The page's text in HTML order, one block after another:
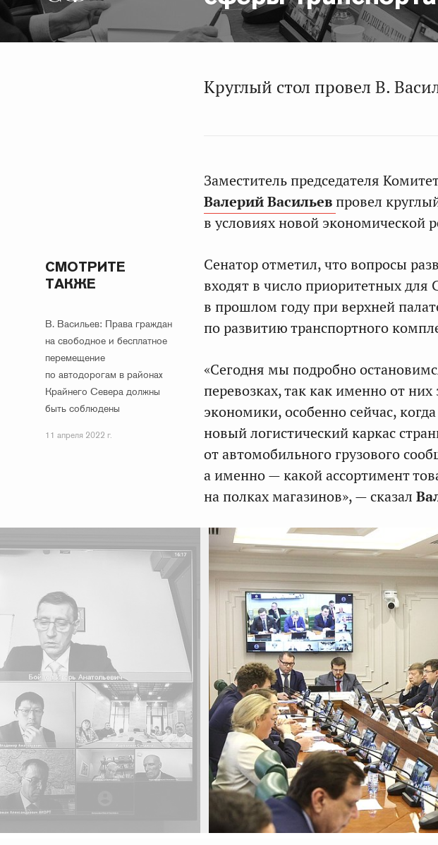
Круглый стол провел В.
Заместитель председателя
Валерий Васильевпровел
в условиях новой экономической
СМОТРИТЕ
ТАКЖЕ
В. Васильев: Права граждан
на свободное и бесплатное
перемещение
по автодорогам в районах
Крайнего Севера должны
быть соблюдены
11 апреля 2022 г.
Сенатор отметил, что вопросы
входят в число приоритетных
в прошлом году при верхней
по развитию транспортного
«Сегодня мы подробно
перевозках, так как именно от
экономики, особенно сейчас,
новый логистический каркас
от автомобильного грузового
а именно — какой ассортимент
на полках магазинов», — сказал